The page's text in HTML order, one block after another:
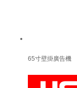
65寸壁掛廣告機